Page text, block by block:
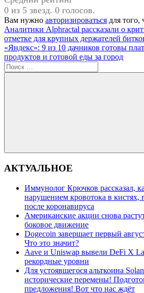
0 из 5 звезд. 0 голосов.
Вам нужно авторизироваться для того,
О
нас
Навигация
по
записям
Предыдущая
запись:
Аналитики Alphractal рассказали о
отметке для крупных держателей
Следующая
запись:
«Яндекс»: 9 из 10 дачников готовы
продуктов и готовой еды за город
Поиск
для:
Поиск
АКТУАЛЬНОЕ
Иммунолог Крючков рассказал,
нарушением кровотока в кистях,
после коронавируса
Американские акции снова
боковое движение
Dogecoin завершает первый
Что это значит?
Aave и Uniswap вывели DeFi X
рекордные уровни
Для устоявшегося альткоина
исторические перемены!
предложения! Вот что нас ждёт